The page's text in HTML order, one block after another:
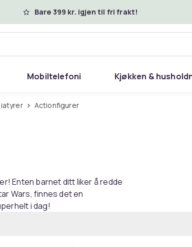
Bare 399 kr. igjen til fri frakt!
Mobiltelefoni Kjøkken &
Actionfigurer
Enten barnet ditt liker å redde
Wars, finnes det en
i dag!